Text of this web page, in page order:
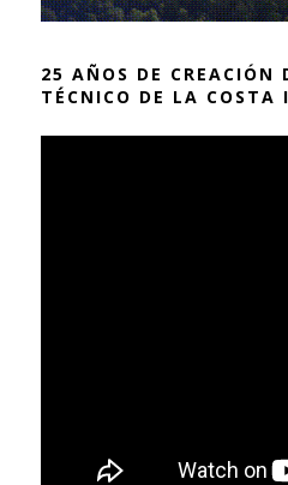
25 AÑOS DE CREACIÓN
TÉCNICO DE LA COSTA